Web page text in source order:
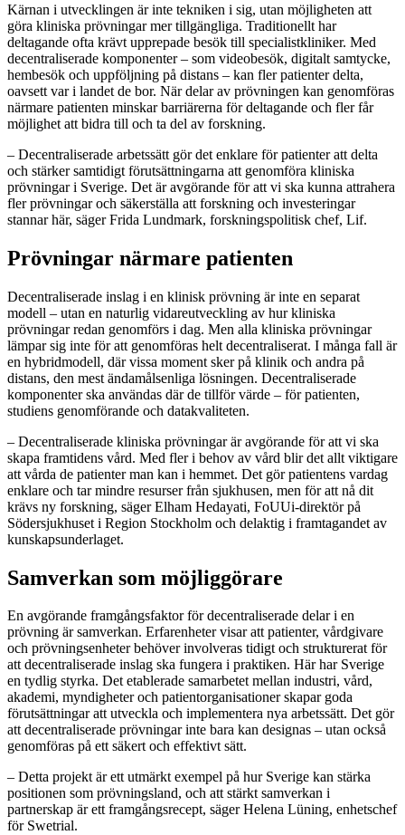
Kärnan i utvecklingen är inte tekniken i sig, utan möjligheten att
göra kliniska prövningar mer tillgängliga. Traditionellt har
deltagande ofta krävt upprepade besök till specialistkliniker. Med
decentraliserade komponenter – som videobesök, digitalt samtycke,
hembesök och uppföljning på distans – kan fler patienter delta,
oavsett var i landet de bor. När delar av prövningen kan genomföras
närmare patienten minskar barriärerna för deltagande och fler får
möjlighet att bidra till och ta del av forskning.
– Decentraliserade arbetssätt gör det enklare för patienter att delta
och stärker samtidigt förutsättningarna att genomföra kliniska
prövningar i Sverige. Det är avgörande för att vi ska kunna attrahera
fler prövningar och säkerställa att forskning och investeringar
stannar här, säger Frida Lundmark, forskningspolitisk chef, Lif.
Prövningar närmare patienten
Decentraliserade inslag i en klinisk prövning är inte en separat
modell – utan en naturlig vidareutveckling av hur kliniska
prövningar redan genomförs i dag. Men alla kliniska prövningar
lämpar sig inte för att genomföras helt decentraliserat. I många fall är
en hybridmodell, där vissa moment sker på klinik och andra på
distans, den mest ändamålsenliga lösningen. Decentraliserade
komponenter ska användas där de tillför värde – för patienten,
studiens genomförande och datakvaliteten.
– Decentraliserade kliniska prövningar är avgörande för att vi ska
skapa framtidens vård. Med fler i behov av vård blir det allt viktigare
att vårda de patienter man kan i hemmet. Det gör patientens vardag
enklare och tar mindre resurser från sjukhusen, men för att nå dit
krävs ny forskning, säger Elham Hedayati, FoUUi-‍direktör på
Södersjukhuset i Region Stockholm och delaktig i framtagandet av
kunskapsunderlaget.
Samverkan som möjliggörare
En avgörande framgångsfaktor för decentraliserade delar i en
prövning är samverkan. Erfarenheter visar att patienter, vårdgivare
och prövningsenheter behöver involveras tidigt och strukturerat för
att decentraliserade inslag ska fungera i praktiken. Här har Sverige
en tydlig styrka. Det etablerade samarbetet mellan industri, vård,
akademi, myndigheter och patientorganisationer skapar goda
förutsättningar att utveckla och implementera nya arbetssätt. Det gör
att decentraliserade prövningar inte bara kan designas – utan också
genomföras på ett säkert och effektivt sätt.
– Detta projekt är ett utmärkt exempel på hur Sverige kan stärka
positionen som prövningsland, och att stärkt samverkan i
partnerskap är ett framgångsrecept, säger Helena Lüning, enhetschef
för Swetrial.